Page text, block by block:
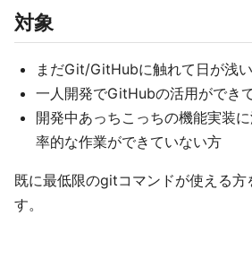
対象
まだGit/GitHubに触れて日が浅
一人開発でGitHubの活用ができ
開発中あっちこっちの機能実装
率的な作業ができていない方
既に最低限のgitコマンドが使える方
す。